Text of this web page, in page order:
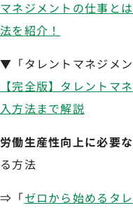
マネジメントの仕事と
法を紹介！
▼「タレントマネジメ
【完全版】タレントマ
入方法まで解説
労働生産性向上に必要
る方法
⇒「ゼロから始めるタ